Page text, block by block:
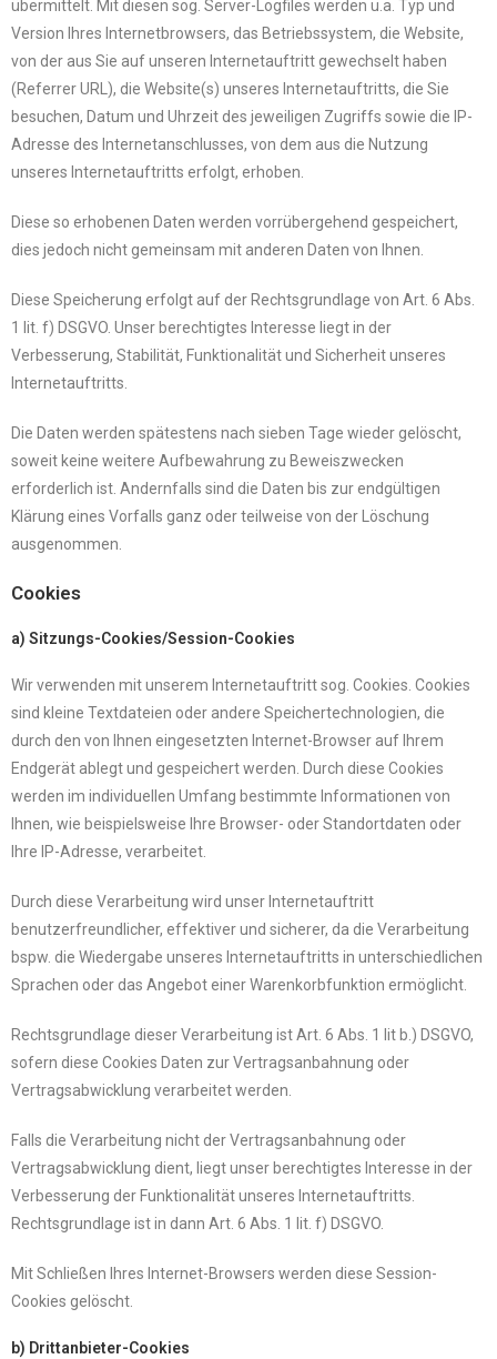
übermittelt. Mit diesen sog. Server-Logfiles werden u.a. Typ und
Version Ihres Internetbrowsers, das Betriebssystem, die Website,
von der aus Sie auf unseren Internetauftritt gewechselt haben
(Referrer URL), die Website(s) unseres Internetauftritts, die Sie
besuchen, Datum und Uhrzeit des jeweiligen Zugriffs sowie die IP-
Adresse des Internetanschlusses, von dem aus die Nutzung
unseres Internetauftritts erfolgt, erhoben.
Diese so erhobenen Daten werden vorrübergehend gespeichert,
dies jedoch nicht gemeinsam mit anderen Daten von Ihnen.
Diese Speicherung erfolgt auf der Rechtsgrundlage von Art. 6 Abs.
1 lit. f) DSGVO. Unser berechtigtes Interesse liegt in der
Verbesserung, Stabilität, Funktionalität und Sicherheit unseres
Internetauftritts.
Die Daten werden spätestens nach sieben Tage wieder gelöscht,
soweit keine weitere Aufbewahrung zu Beweiszwecken
erforderlich ist. Andernfalls sind die Daten bis zur endgültigen
Klärung eines Vorfalls ganz oder teilweise von der Löschung
ausgenommen.
Cookies
a) Sitzungs-Cookies/Session-Cookies
Wir verwenden mit unserem Internetauftritt sog. Cookies. Cookies
sind kleine Textdateien oder andere Speichertechnologien, die
durch den von Ihnen eingesetzten Internet-Browser auf Ihrem
Endgerät ablegt und gespeichert werden. Durch diese Cookies
werden im individuellen Umfang bestimmte Informationen von
Ihnen, wie beispielsweise Ihre Browser- oder Standortdaten oder
Ihre IP-Adresse, verarbeitet.
Durch diese Verarbeitung wird unser Internetauftritt
benutzerfreundlicher, effektiver und sicherer, da die Verarbeitung
bspw. die Wiedergabe unseres Internetauftritts in unterschiedlichen
Sprachen oder das Angebot einer Warenkorbfunktion ermöglicht.
Rechtsgrundlage dieser Verarbeitung ist Art. 6 Abs. 1 lit b.) DSGVO,
sofern diese Cookies Daten zur Vertragsanbahnung oder
Vertragsabwicklung verarbeitet werden.
Falls die Verarbeitung nicht der Vertragsanbahnung oder
Vertragsabwicklung dient, liegt unser berechtigtes Interesse in der
Verbesserung der Funktionalität unseres Internetauftritts.
Rechtsgrundlage ist in dann Art. 6 Abs. 1 lit. f) DSGVO.
Mit Schließen Ihres Internet-Browsers werden diese Session-
Cookies gelöscht.
b) Drittanbieter-Cookies